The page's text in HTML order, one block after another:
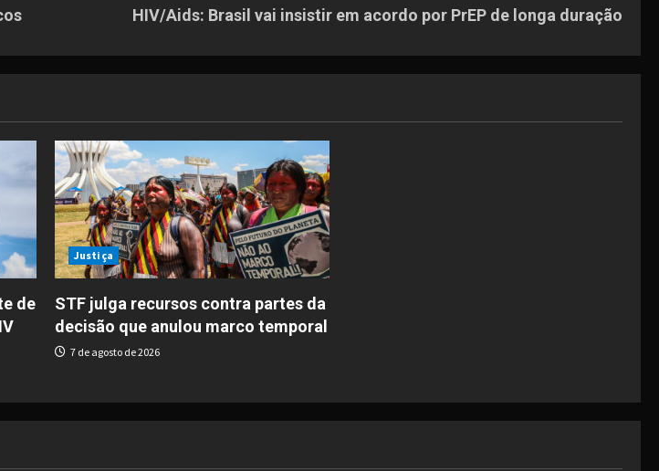
HIV/Aids: Brasil vai insistir em acordo por PrEP de longa duração
de
Justiça
STF julga recursos contra partes da
decisão que anulou marco temporal
7 de agosto de 2026